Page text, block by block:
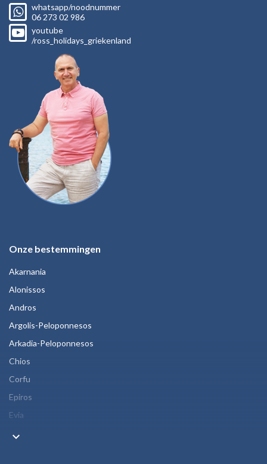
whatsapp/noodnummer
06 273 02 986
youtube
/ross_holidays_griekenland
Onze bestemmingen
Akarnania
Alonissos
Andros
Argolis-Peloponnesos
Arkadia-Peloponnesos
Chios
Corfu
Epiros
Evia
keyboard_arrow_down